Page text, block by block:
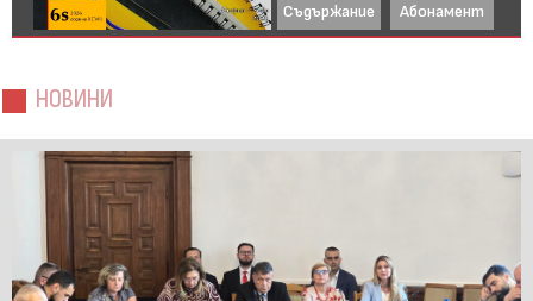
Съдържание Абонамент
НОВИНИ